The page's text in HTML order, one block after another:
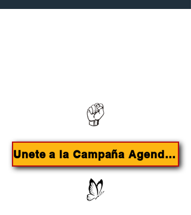
Unete a la Campaña Agenda de Inmigrantes para SLC!